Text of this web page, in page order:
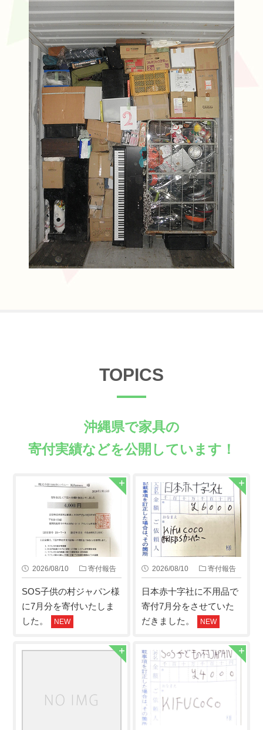
TOPICS
沖縄県で家具の
寄付実績などを公開しています！
2026/08/10 寄付報告
SOS子供の村ジャパン様
に7月分を寄付いたしま
した。
NEW
2026/08/10 寄付報告
日本赤十字社に不用品で
寄付7月分をさせていた
だきました。
NEW